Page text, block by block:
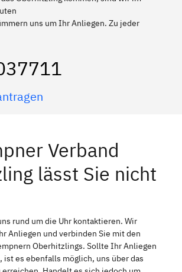
uns um Ihr Anliegen. Zu jeder
Verband
lässt Sie nicht
rund um die Uhr kontaktieren. Wir
Anliegen und verbinden Sie mit den
Oberhitzlings. Sollte Ihr Anliegen
es ebenfalls möglich, uns über das